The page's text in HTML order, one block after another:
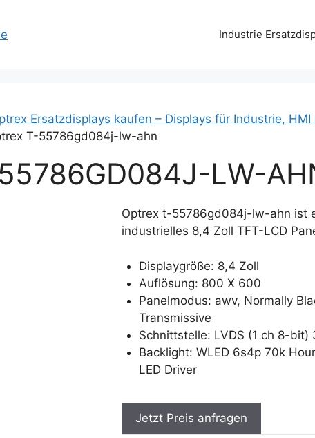
Industrie
Ersatzdisplays kaufen – Displays für Industrie, HMI
T-55786gd084j-lw-ahn
LW-
Optrex t-55786gd084j-lw-ahn ist
industrielles 8,4 Zoll TFT-LCD
Displaygröße: 8,4 Zoll
Auflösung: 800 X 600
Panelmodus: awv, Normally
Transmissive
Schnittstelle: LVDS (1 ch 8-bit)
Backlight: WLED 6s4p 70k
LED Driver
Jetzt Preis anfragen